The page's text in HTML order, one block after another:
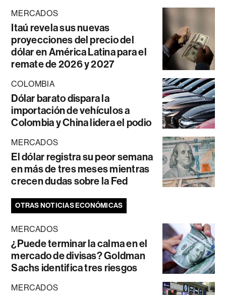
MERCADOS
Itaú revela sus nuevas
proyecciones del precio del
dólar en América Latina para el
remate de 2026 y 2027
COLOMBIA
Dólar barato dispara la
importación de vehículos a
Colombia y China lidera el podio
MERCADOS
El dólar registra su peor semana
en más de tres meses mientras
crecen dudas sobre la Fed
OTRAS NOTICIAS ECONÓMICAS
MERCADOS
¿Puede terminar la calma en el
mercado de divisas? Goldman
Sachs identifica tres riesgos
MERCADOS